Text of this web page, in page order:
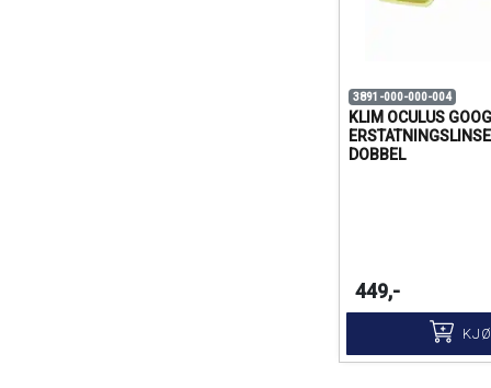
3891-000-000-004
KLIM OCULUS
DOBBEL
449,-